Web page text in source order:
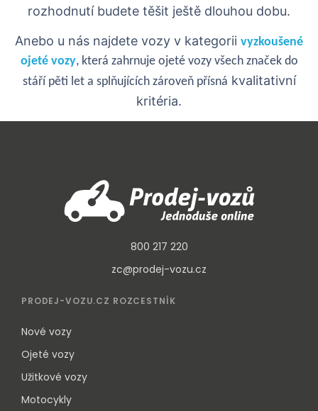
rozhodnutí budete těšit ještě dlouhou dobu.
Anebo u nás najdete vozy v kategorii vyzkoušené
ojeté vozy, která zahrnuje ojeté vozy všech značek do
stáří pěti let a splňujících zároveň přísná kvalitativní
kritéria.
800 217 220
zc@prodej-vozu.cz
PRODEJ-VOZU.CZ ROZCESTNÍK
Nové vozy
Ojeté vozy
Užitkové vozy
Motocykly